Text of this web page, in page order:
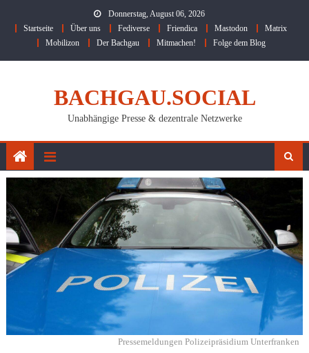
Donnerstag, August 06, 2026
Startseite
Über uns Fediverse Friendica Mastodon
Matrix
Mobilizon
Der Bachgau Mitmachen! Folge dem Blog
BACHGAU.SOCIAL
Unabhängige Presse & dezentrale Netzwerke
Pressemeldungen Polizeipräsidium Unterfranken